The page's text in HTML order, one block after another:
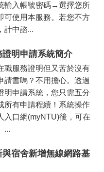
輸入帳號密碼→選擇您所
可使用本服務。若您不方
計中諮...
明申請系統簡介
職服務證明但又苦於沒有
請書嗎？不用擔心。透過
明申請系統，您只需五分
所有申請程續！系統操作
入口網(myNTU)後，可在
...
宿舍新增無線網路基